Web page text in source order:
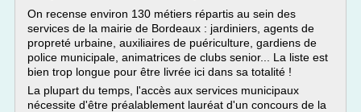
On recense environ 130 métiers répartis au sein des
services de la mairie de Bordeaux : jardiniers, agents de
propreté urbaine, auxiliaires de puériculture, gardiens de
police municipale, animatrices de clubs senior... La liste est
bien trop longue pour être livrée ici dans sa totalité !
La plupart du temps, l'accès aux services municipaux
nécessite d'être préalablement lauréat d'un concours de la